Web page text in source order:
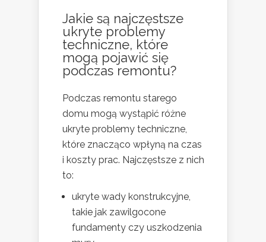
Jakie są najczęstsze
ukryte problemy
techniczne, które
mogą pojawić się
podczas remontu?
Podczas remontu starego
domu mogą wystąpić różne
ukryte problemy techniczne,
które znacząco wpłyną na czas
i koszty prac. Najczęstsze z nich
to:
ukryte wady konstrukcyjne,
takie jak zawilgocone
fundamenty czy uszkodzenia